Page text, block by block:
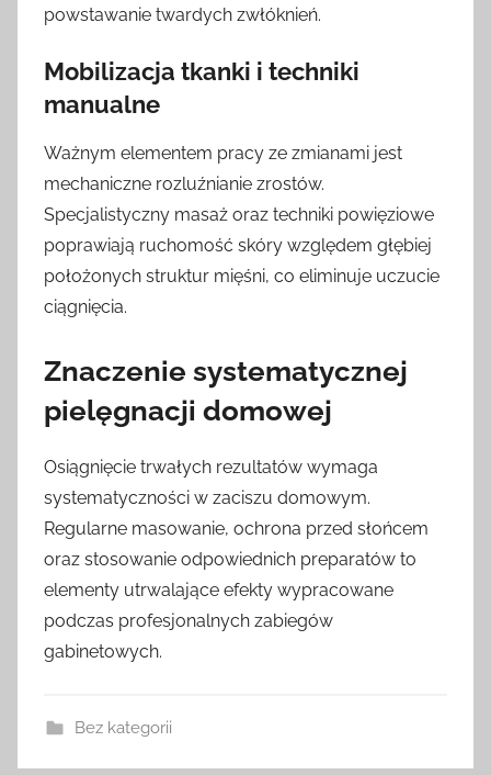
powstawanie twardych zwłóknień.
Mobilizacja tkanki i techniki
manualne
Ważnym elementem pracy ze zmianami jest
mechaniczne rozluźnianie zrostów.
Specjalistyczny masaż oraz techniki powięziowe
poprawiają ruchomość skóry względem głębiej
położonych struktur mięśni, co eliminuje uczucie
ciągnięcia.
Znaczenie systematycznej
pielęgnacji domowej
Osiągnięcie trwałych rezultatów wymaga
systematyczności w zaciszu domowym.
Regularne masowanie, ochrona przed słońcem
oraz stosowanie odpowiednich preparatów to
elementy utrwalające efekty wypracowane
podczas profesjonalnych zabiegów
gabinetowych.
Bez kategorii